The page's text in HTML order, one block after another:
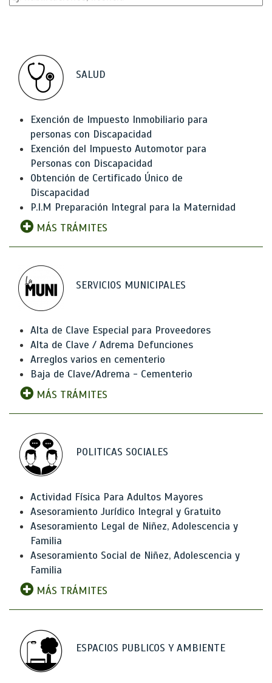
SALUD
Exención de Impuesto Inmobiliario para
personas con Discapacidad
Exención del Impuesto Automotor para
Personas con Discapacidad
Obtención de Certificado Único de
Discapacidad
P.I.M Preparación Integral para la Maternidad
MÁS TRÁMITES
SERVICIOS MUNICIPALES
Alta de Clave Especial para Proveedores
Alta de Clave / Adrema Defunciones
Arreglos varios en cementerio
Baja de Clave/Adrema - Cementerio
MÁS TRÁMITES
POLITICAS SOCIALES
Actividad Física Para Adultos Mayores
Asesoramiento Jurídico Integral y Gratuito
Asesoramiento Legal de Niñez, Adolescencia y
Familia
Asesoramiento Social de Niñez, Adolescencia y
Familia
MÁS TRÁMITES
ESPACIOS PUBLICOS Y AMBIENTE